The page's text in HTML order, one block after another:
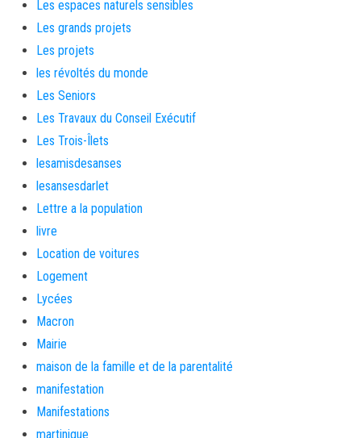
Les espaces naturels sensibles
Les grands projets
Les projets
les révoltés du monde
Les Seniors
Les Travaux du Conseil Exécutif
Les Trois-Îlets
lesamisdesanses
lesansesdarlet
Lettre a la population
livre
Location de voitures
Logement
Lycées
Macron
Mairie
maison de la famille et de la parentalité
manifestation
Manifestations
martinique